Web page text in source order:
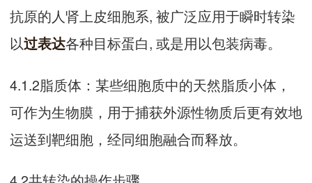
抗原的人肾上皮细胞系, 被广泛应用于瞬时转染
以过表达各种目标蛋白, 或是用以包装病毒。
4.1.2脂质体：某些细胞质中的天然脂质小体，
可作为生物膜，用于捕获外源性物质后更有效地
运送到靶细胞，经同细胞融合而释放。